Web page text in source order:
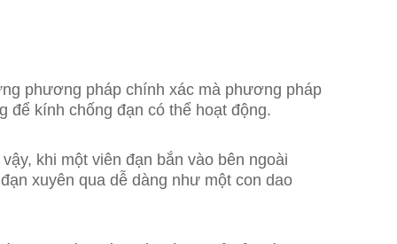
phương pháp chính xác mà phương pháp
để kính chống đạn có thể hoạt động.
khi một viên đạn bắn vào bên ngoài
xuyên qua dễ dàng như một con dao